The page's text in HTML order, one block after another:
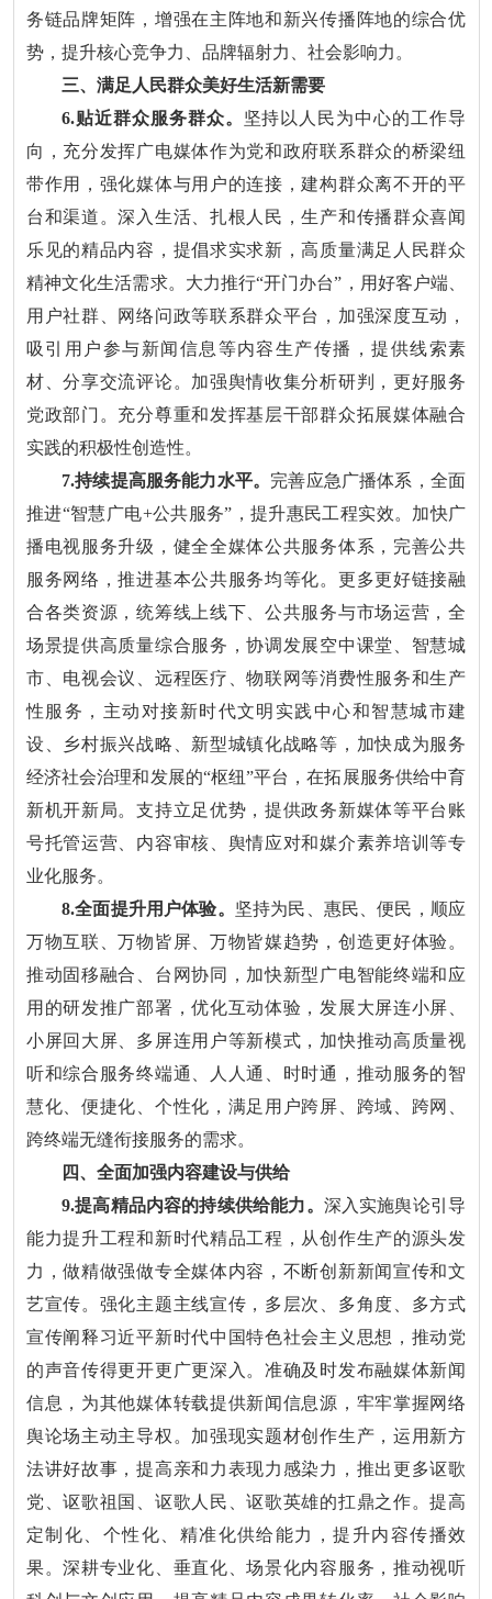
务链品牌矩阵，增强在主阵地和新兴传播阵地的综合优
势，提升核心竞争力、品牌辐射力、社会影响力。
三、满足人民群众美好生活新需要
6.贴近群众服务群众。 坚持以人民为中心的工作导
向，充分发挥广电媒体作为党和政府联系群众的桥梁纽
带作用，强化媒体与用户的连接，建构群众离不开的平
台和渠道。深入生活、扎根人民，生产和传播群众喜闻
乐见的精品内容，提倡求实求新，高质量满足人民群众
精神文化生活需求。大力推行“开门办台”，用好客户端、
用户社群、网络问政等联系群众平台，加强深度互动，
吸引用户参与新闻信息等内容生产传播，提供线索素
材、分享交流评论。加强舆情收集分析研判，更好服务
党政部门。充分尊重和发挥基层干部群众拓展媒体融合
实践的积极性创造性。
7.持续提高服务能力水平。 完善应急广播体系，全面
推进“智慧广电+公共服务”，提升惠民工程实效。加快广
播电视服务升级，健全全媒体公共服务体系，完善公共
服务网络，推进基本公共服务均等化。更多更好链接融
合各类资源，统筹线上线下、公共服务与市场运营，全
场景提供高质量综合服务，协调发展空中课堂、智慧城
市、电视会议、远程医疗、物联网等消费性服务和生产
性服务，主动对接新时代文明实践中心和智慧城市建
设、乡村振兴战略、新型城镇化战略等，加快成为服务
经济社会治理和发展的“枢纽”平台，在拓展服务供给中育
新机开新局。支持立足优势，提供政务新媒体等平台账
号托管运营、内容审核、舆情应对和媒介素养培训等专
业化服务。
8.全面提升用户体验。 坚持为民、惠民、便民，顺应
万物互联、万物皆屏、万物皆媒趋势，创造更好体验。
推动固移融合、台网协同，加快新型广电智能终端和应
用的研发推广部署，优化互动体验，发展大屏连小屏、
小屏回大屏、多屏连用户等新模式，加快推动高质量视
听和综合服务终端通、人人通、时时通，推动服务的智
慧化、便捷化、个性化，满足用户跨屏、跨域、跨网、
跨终端无缝衔接服务的需求。
四、全面加强内容建设与供给
9.提高精品内容的持续供给能力。 深入实施舆论引导
能力提升工程和新时代精品工程，从创作生产的源头发
力，做精做强做专全媒体内容，不断创新新闻宣传和文
艺宣传。强化主题主线宣传，多层次、多角度、多方式
宣传阐释习近平新时代中国特色社会主义思想，推动党
的声音传得更开更广更深入。准确及时发布融媒体新闻
信息，为其他媒体转载提供新闻信息源，牢牢掌握网络
舆论场主动主导权。加强现实题材创作生产，运用新方
法讲好故事，提高亲和力表现力感染力，推出更多讴歌
党、讴歌祖国、讴歌人民、讴歌英雄的扛鼎之作。提高
定制化、个性化、精准化供给能力，提升内容传播效
果。深耕专业化、垂直化、场景化内容服务，推动视听